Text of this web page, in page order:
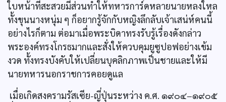
ใบหน้าที่สะสวยมีส่วนทำให้ทหารการ์ดหลายนายหลงใหล
ทั้งขุนนางหนุ่ม ๆ ก็อยากรู้จักกับหญิงลึกลับเจ้าเสน่ห์คนนี้
อย่างไรก็ตาม ต่อมาเมื่อพระบิดาทรงรับรู้เรื่องดังกล่าว
พระองค์ทรงโกรธมากและสั่งให้ควบคุมยูซูปอฟอย่างเข้ม
งวด ทั้งทรงบังคับให้เปลี่ยนบุคลิกภาพเป็นชายและให้มี
นายทหารนอกราชการคอยดูแล
เมื่อเกิดสงครามรัสเซีย-ญี่ปุ่นระหว่าง ค.ศ. ๑๙๐๔–๑๙๐๕